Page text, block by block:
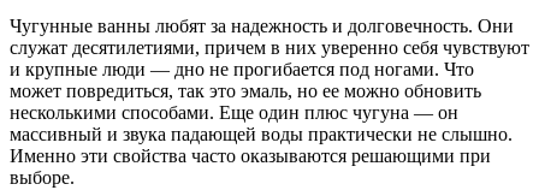
Чугунные ванны любят за надежность и долговечность. Они
служат десятилетиями, причем в них уверенно себя чувствуют
и крупные люди — дно не прогибается под ногами. Что
может повредиться, так это эмаль, но ее можно обновить
несколькими способами. Еще один плюс чугуна — он
массивный и звука падающей воды практически не слышно.
Именно эти свойства часто оказываются решающими при
выборе.